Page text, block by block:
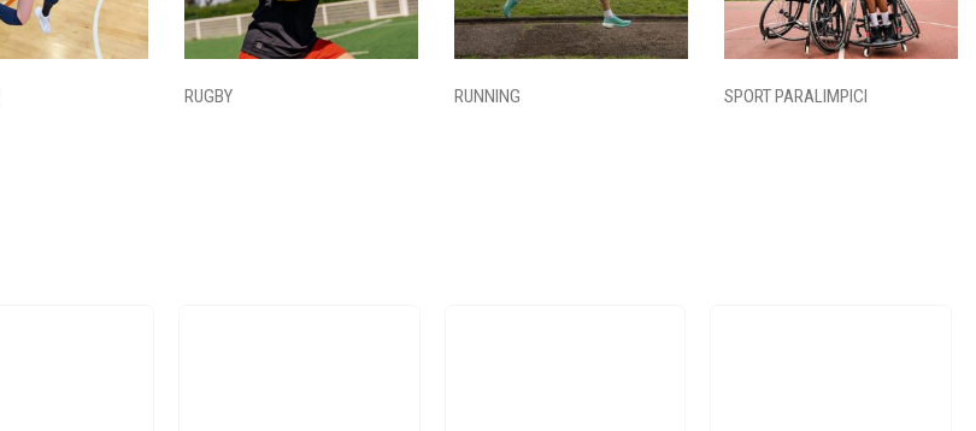
RUGBY RUNNING SPORT PARALIMPICI